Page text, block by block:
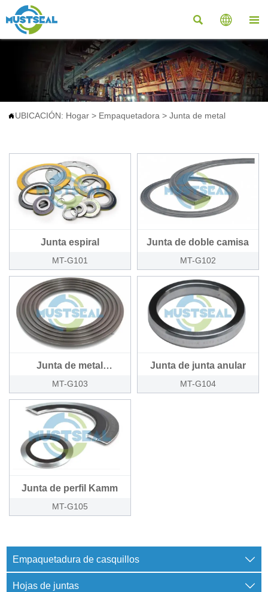
  
UBICACIÓN: Hogar > Empaquetadora >Junta de metal
Junta espiral
MT-G101
Junta de doble camisa
MT-G102
Junta de metal
corrugado
MT-G103
Junta de junta anular
MT-G104
Junta de perfil Kamm
MT-G105
Empaquetadura de casquillos 
Hojas de juntas 